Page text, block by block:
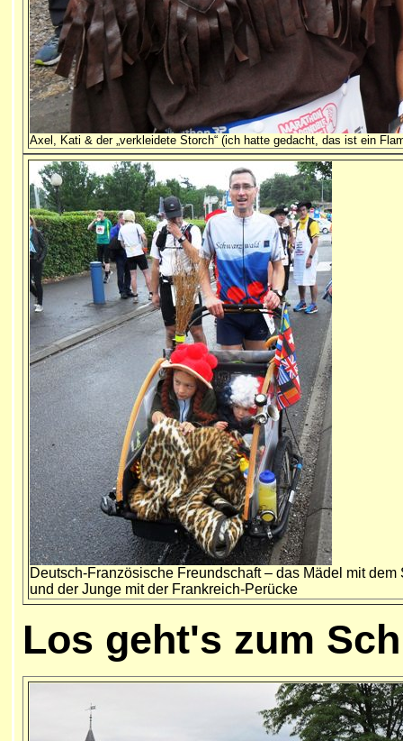
Axel, Kati & der „verkleidete Storch“ (ich hatte gedacht, das ist ein
Deutsch-Französische Freundschaft – das Mädel mit
und der Junge mit der Frankreich-Perücke
Los geht's zum